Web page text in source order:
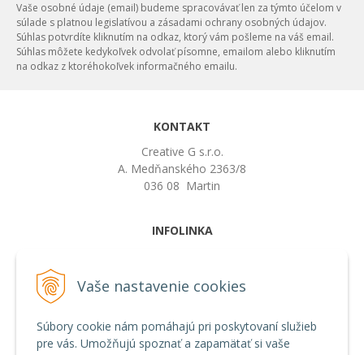
Vaše nastavenie cookies
Súbory cookie nám pomáhajú pri poskytovaní služieb
pre vás. Umožňujú spoznať a zapamätať si vaše
Vaše osobné údaje (email) budeme spracovávať len za týmto účelom v
súlade s platnou legislatívou a zásadami ochrany osobných údajov.
Súhlas potvrdíte kliknutím na odkaz, ktorý vám pošleme na váš email.
Súhlas môžete kedykoľvek odvolať písomne, emailom alebo kliknutím
na odkaz z ktoréhokoľvek informačného emailu.
KONTAKT
Creative G s.r.o.
A. Medňanského 2363/8
036 08 Martin
INFOLINKA
Obchodné podmienky